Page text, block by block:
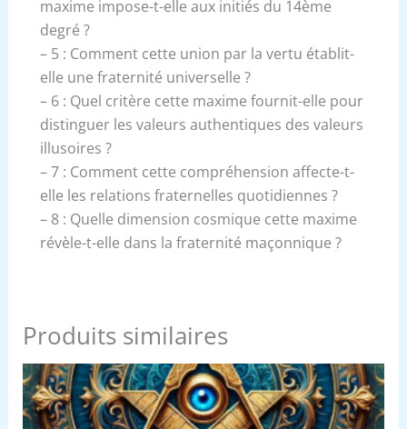
maxime impose-t-elle aux initiés du 14ème
degré ?
– 5 : Comment cette union par la vertu établit-
elle une fraternité universelle ?
– 6 : Quel critère cette maxime fournit-elle pour
distinguer les valeurs authentiques des valeurs
illusoires ?
– 7 : Comment cette compréhension affecte-t-
elle les relations fraternelles quotidiennes ?
– 8 : Quelle dimension cosmique cette maxime
révèle-t-elle dans la fraternité maçonnique ?
Produits similaires